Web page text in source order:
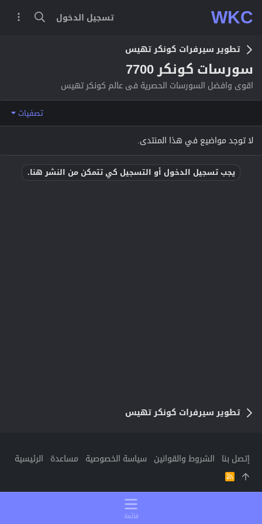
WKC تسجيل الدخول
تطوير سيرفرات كونكر تهيس
سورسات كونكر 7700
اقوى وافضل السورسات الحصرية فى عالم كونكر تهيس
تصفيات
لا توجد مواضيع في هذا المنتدى.
يجب تسجيل الدخول أو التسجيل كي تتمكن من النشر هنا.
تطوير سيرفرات كونكر تهيس
إتصل بنا الشروط والقوانين سياسة الخصوصية مساعدة الرئيسية
R
قائمة